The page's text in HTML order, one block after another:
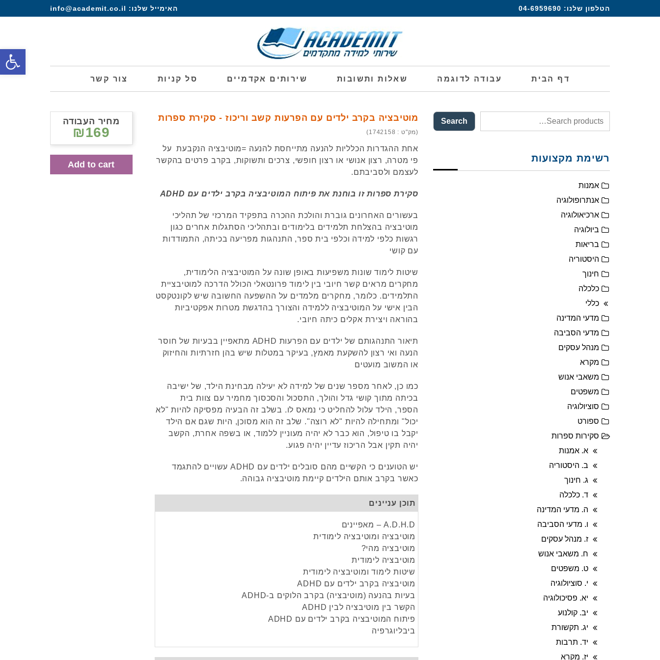
הטלפון שלנו: 04-6959690 האימייל שלנו: info@academit.co.il
דף הבית עבודה לדוגמה שאלות ותשובות שירותים אקדמיים סל קניות צור קשר
מוטיבציה בקרב ילדים עם הפרעות קשב וריכוז - סקירת ספרות
(מק"ט : 1742158)
אחת ההגדרות הכלליות להנעה מתייחסת להנעה =מוטיבציה הנקבעת על
פי מטרה, רצון אנושי או רצון חופשי, צרכים ותשוקות, בקרב פרטים בהקשר
לעצמם ולסביבתם.
סקירת ספרות זו בוחנת את פיתוח המוטיבציה בקרב ילדים עם ADHD
בעשורים האחרונים גוברת והולכת ההכרה בתפקיד המרכזי של תהליכי
מוטיבציה בהצלחת תלמידים בלימודים ובתהליכי הסתגלות אחרים כגון
רגשות כלפי למידה וכלפי בית ספר, התנהגות מפריעה בכיתה, התמודדות
עם קושי
שיטות לימוד שונות משפיעות באופן שונה על המוטיבציה הלימודית,
מחקרים מראים קשר חיובי בין לימוד פרונטאלי הכולל הדרכה למוטיבציית
התלמידים. כלומר, מחקרים מלמדים על ההשפעה החשובה שיש לקונטקסט
הבין אישי על המוטיבציה ללמידה והצורך בהדגשת מטרות אפקטיביות
בהוראה ויצירת אקלים כיתה חיובי.
תיאור התנהגותם של ילדים עם הפרעות ADHD מתאפיין בבעיות של חוסר
הנעה ואי רצון להשקעת מאמץ, בעיקר במטלות שיש בהן חזרתיות והחיזוק
או המשוב מועטים
כמו כן, לאחר מספר שנים של למידה לא יעילה מבחינת הילד, של ישיבה
בכיתה מתוך קושי גדל והולך, התסכול והסכסוך מחמיר עם צוות בית
הספר, הילד עלול להחליט כי נמאס לו. בשלב זה הבעיה מפסיקה להיות "לא
יכול" ומתחילה להיות "לא רוצה". שלב זה הוא מסוכן, היות שגם אם הילד
יקבל בו טיפול, הוא כבר לא יהיה מעוניין ללמוד, או בשפה אחרת, הקשב
יהיה תקין אבל הריכוז עדיין יהיה פגוע.
יש הטוענים כי הקשיים מהם סובלים ילדים עם ADHD עשויים להתגמד
כאשר בקרב אותם הילדים קיימת מוטיבציה גבוהה.
תוכן עניינים
A.D.H.D – מאפיינים
מוטיבציה ומוטיבציה לימודית
מוטיבציה מהי?
מוטיבציה לימודית
שיטות לימוד ומוטיבציה לימודית
מוטיבציה בקרב ילדים עם ADHD
בעיות בהנעה (מוטיבציה) בקרב הלוקים ב-ADHD
הקשר בין מוטיבציה לבין ADHD
פיתוח המוטיבציה בקרב ילדים עם ADHD
ביבליוגרפיה
מחיר העבודה
₪169
Add to cart
Search
רשימת מקצועות
אמנות
אנתרופולוגיה
ארכיאולוגיה
ביולוגיה
בריאות
היסטוריה
חינוך
כלכלה
כללי
מדעי המדינה
מדעי הסביבה
מנהל עסקים
מקרא
משאבי אנוש
משפטים
סוציולוגיה
ספורט
סקירות ספרות
א. אמנות
ב. היסטוריה
ג. חינוך
ד. כלכלה
ה. מדעי המדינה
ו. מדעי הסביבה
ז. מנהל עסקים
ח. משאבי אנוש
ט. משפטים
י. סוציולוגיה
יא. פסיכולוגיה
יב. קולנוע
יג. תקשורת
יד. תרבות
יז. מקרא
פתח